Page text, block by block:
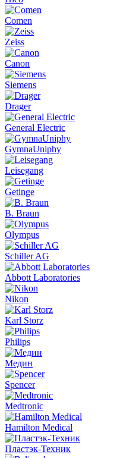
Comen
Zeiss
Canon
Siemens
Drager
General Electric
GymnaUniphy
Leisegang
Getinge
B. Braun
Olympus
Schiller AG
Abbott Laboratories
Nikon
Karl Storz
Philips
Медин
Spencer
Medtronic
Hamilton Medical
Пластэк-Техник